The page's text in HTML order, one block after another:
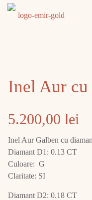
Inel Aur cu
5.200,00 lei
Inel Aur Galben cu
Diamant D1: 0.13 CT
Culoare: G
Claritate: SI
Diamant D2: 0.18 CT